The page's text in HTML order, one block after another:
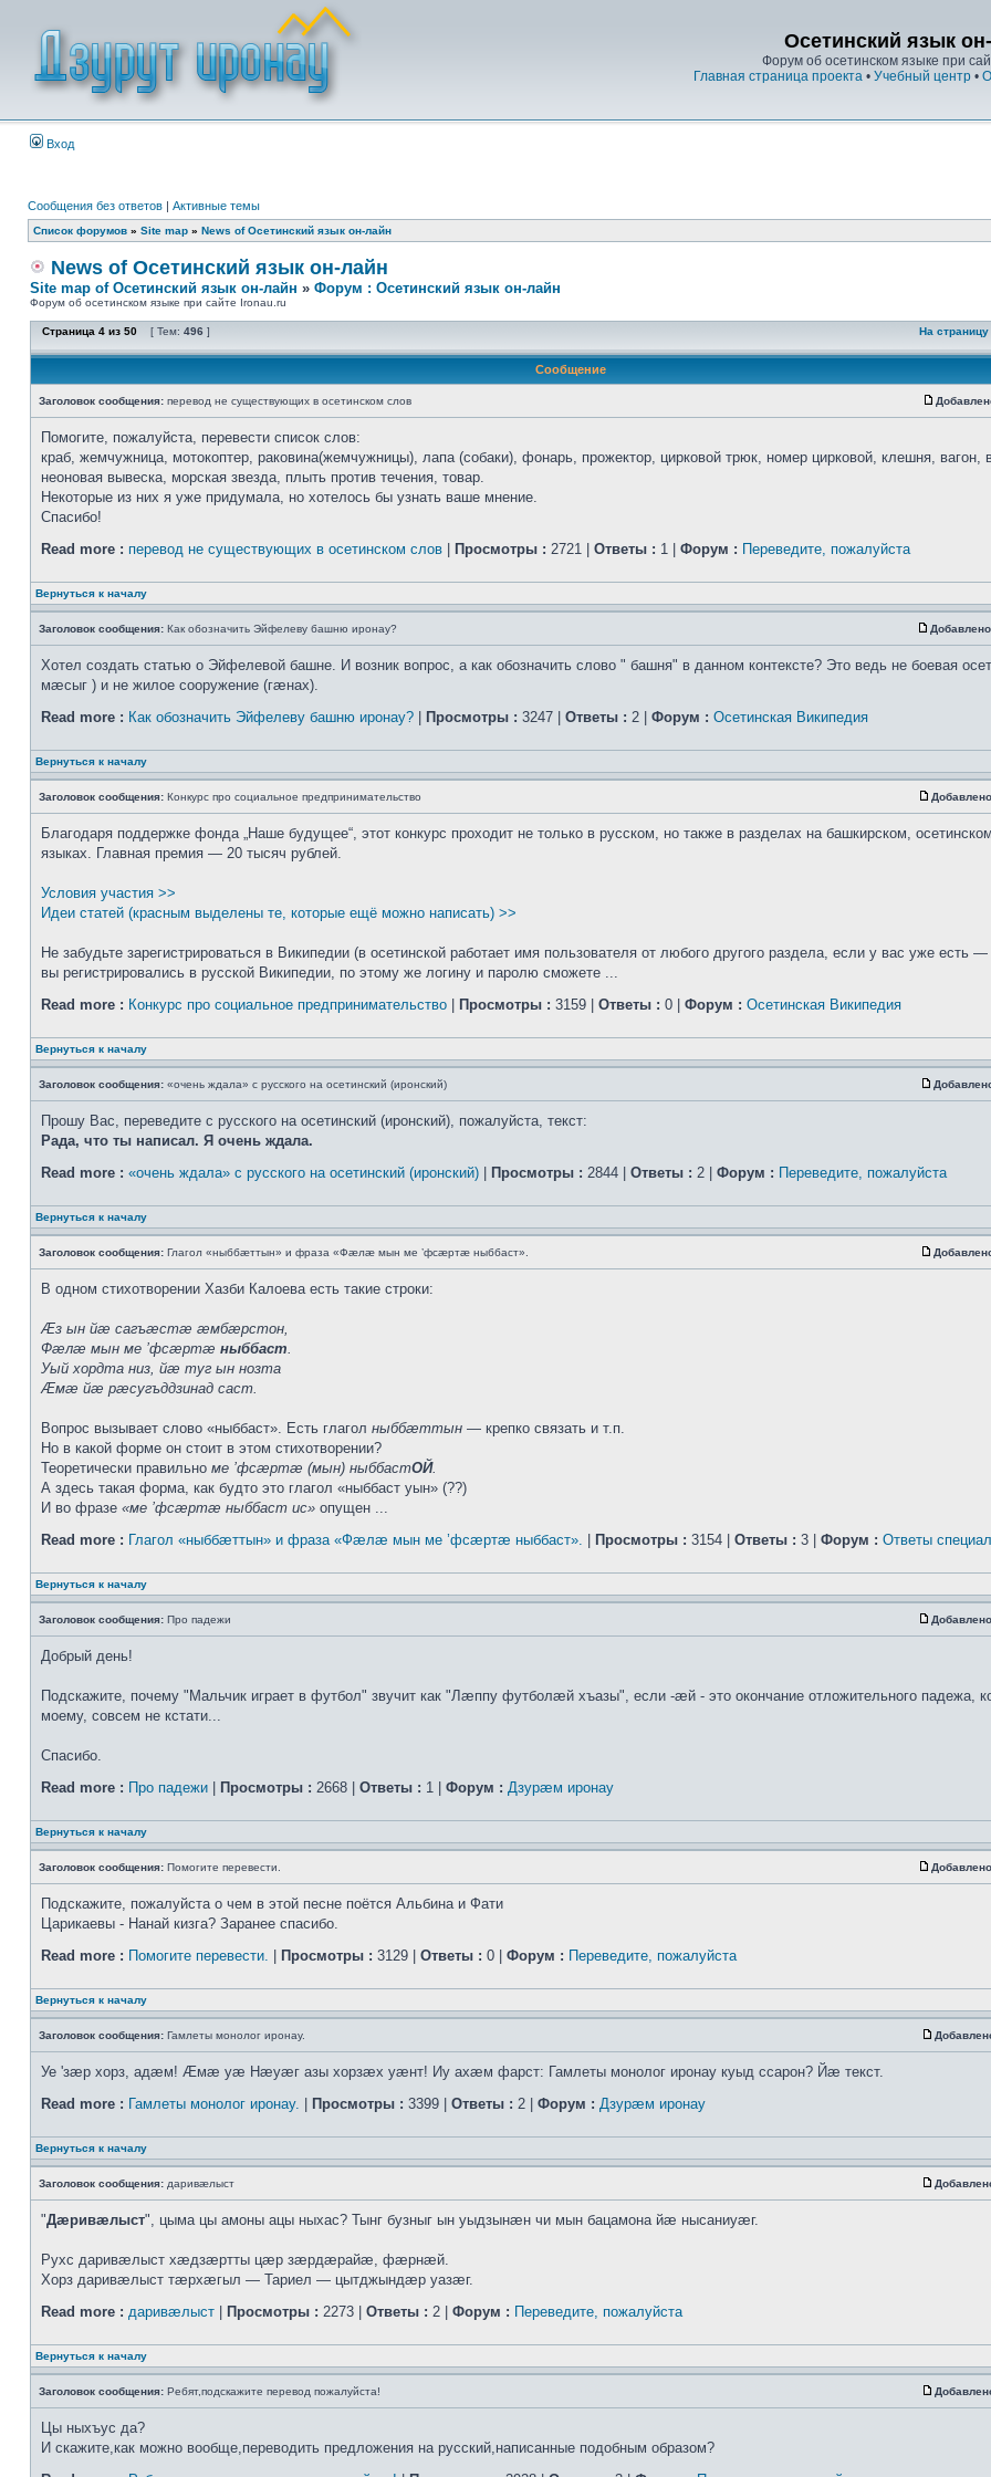
Осетинский язык
Форум об осетинском языке при
Главная страница проекта • Учебный центр •
Вход
Сообщения без ответов | Активные темы
Список форумов » Site map » News of Осетинский язык он-лайн
News of Осетинский язык он-лайн
Site map of Осетинский язык он-лайн » Форум : Осетинский язык он-лайн
Форум об осетинском языке при сайте Ironau.ru
Страница 4 из 50 [ Тем: 496 ] На страницу
Сообщение
Заголовок сообщения: перевод не существующих в осетинском слов
Помогите, пожалуйста, перевести список слов:
краб, жемчужница, мотокоптер, раковина(жемчужницы), лапа (собаки), фонарь, прожектор, цирковой трюк, номер цирковой, клешня, вагон,
неоновая вывеска, морская звезда, плыть против течения, товар.
Некоторые из них я уже придумала, но хотелось бы узнать ваше мнение.
Спасибо!
Read more : перевод не существующих в осетинском слов Просмотры : 2721 | Ответы : 1 | Форум : Переведите, пожалуйста
Вернуться к началу
Заголовок сообщения: Как обозначить Эйфелеву башню иронау?
Хотел создать статью о Эйфелевой башне. И возник вопрос, а как обозначить слово " башня" в данном контексте? Это ведь не боевая
мæсыг ) и не жилое сооружение (гæнах).
Read more : Как обозначить Эйфелеву башню иронау? Просмотры : 3247 | Ответы : 2 | Форум : Осетинская Википедия
Вернуться к началу
Заголовок сообщения: Конкурс про социальное предпринимательство
Благодаря поддержке фонда „Наше будущее“, этот конкурс проходит не только в русском, но также в разделах на башкирском,
языках. Главная премия — 20 тысяч рублей.
Условия участия >>
Идеи статей (красным выделены те, которые ещё можно написать) >>
Не забудьте зарегистрироваться в Википедии (в осетинской работает имя пользователя от любого другого раздела, если у вас уже есть
вы регистрировались в русской Википедии, по этому же логину и паролю сможете ...
Read more : Конкурс про социальное предпринимательство Просмотры : 3159 | Ответы : 0 | Форум : Осетинская Википедия
Вернуться к началу
Заголовок сообщения: «очень ждала» с русского на осетинский (иронский)
Прошу Вас, переведите с русского на осетинский (иронский), пожалуйста, текст:
Рада, что ты написал. Я очень ждала.
Read more : «очень ждала» с русского на осетинский (иронский) Просмотры : 2844 | Ответы : 2 | Форум : Переведите, пожалуйста
Вернуться к началу
Заголовок сообщения: Глагол «ныббæттын» и фраза «Фæлæ мын ме ’фсæртæ ныббаст».
В одном стихотворении Хазби Калоева есть такие строки:
Æз ын йæ сагъæстæ æмбæрстон,
Фæлæ мын ме ’фсæртæ ныббаст.
Уый хордта низ, йæ туг ын нозта
Æмæ йæ рæсугъддзинад саст.
Вопрос вызывает слово «ныббаст». Есть глагол ныббæттын — крепко связать и т.п.
Но в какой форме он стоит в этом стихотворении?
Теоретически правильно ме ’фсæртæ (мын) ныббастОЙ.
А здесь такая форма, как будто это глагол «ныббаст уын» (??)
И во фразе «ме ’фсæртæ ныббаст ис» опущен ...
Read more : Глагол «ныббæттын» и фраза «Фæлæ мын ме ’фсæртæ ныббаст». Просмотры : 3154 | Ответы : 3 | Форум : Ответы
Вернуться к началу
Заголовок сообщения: Про падежи
Добрый день!
Подскажите, почему "Мальчик играет в футбол" звучит как "Лæппу футболæй хъазы", если -æй - это окончание отложительного падежа,
моему, совсем не кстати...
Спасибо.
Read more : Про падежи Просмотры : 2668 | Ответы : 1 | Форум : Дзурæм иронау
Вернуться к началу
Заголовок сообщения: Помогите перевести.
Подскажите, пожалуйста о чем в этой песне поётся Альбина и Фати
Царикаевы - Нанай кизга? Заранее спасибо.
Read more : Помогите перевести. Просмотры : 3129 | Ответы : 0 | Форум : Переведите, пожалуйста
Вернуться к началу
Заголовок сообщения: Гамлеты монолог иронау.
Уе 'зæр хорз, адæм! Æмæ уæ Нæуæг азы хорзæх уæнт! Иу ахæм фарст: Гамлеты монолог иронау куыд ссарон? Йæ текст.
Read more : Гамлеты монолог иронау. Просмотры : 3399 | Ответы : 2 | Форум : Дзурæм иронау
Вернуться к началу
Заголовок сообщения: даривæлыст
"Дæривæлыст", цыма цы амоны ацы ныхас? Тынг бузныг ын уыдзынæн чи мын бацамона йæ нысаниуæг.
Рухс даривæлыст хæдзæртты цæр зæрдæрайæ, фæрнæй.
Хорз даривæлыст тæрхæгыл — Тариел — цытджындæр уазæг.
Read more : даривæлыст Просмотры : 2273 | Ответы : 2 | Форум : Переведите, пожалуйста
Вернуться к началу
Заголовок сообщения: Ребят,подскажите перевод пожалуйста!
Цы ныхъус да?
И скажите,как можно вообще,переводить предложения на русский,написанные подобным образом?